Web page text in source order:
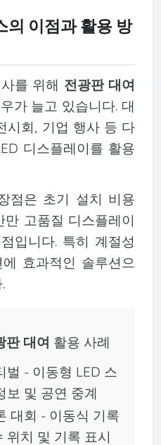
의 이점과 활용 방
를 위해 전광판 대여
가 늘고 있습니다. 대
시회, 기업 행사 등 다
디스플레이를 활용
점은 초기 설치 비용
고품질 디스플레이
입니다. 특히 계절성
효과적인 솔루션으
판 대여 활용 사례
벌 - 이동형 LED 스
보 및 공연 중계
대회 - 이동식 기록
위치 및 기록 표시